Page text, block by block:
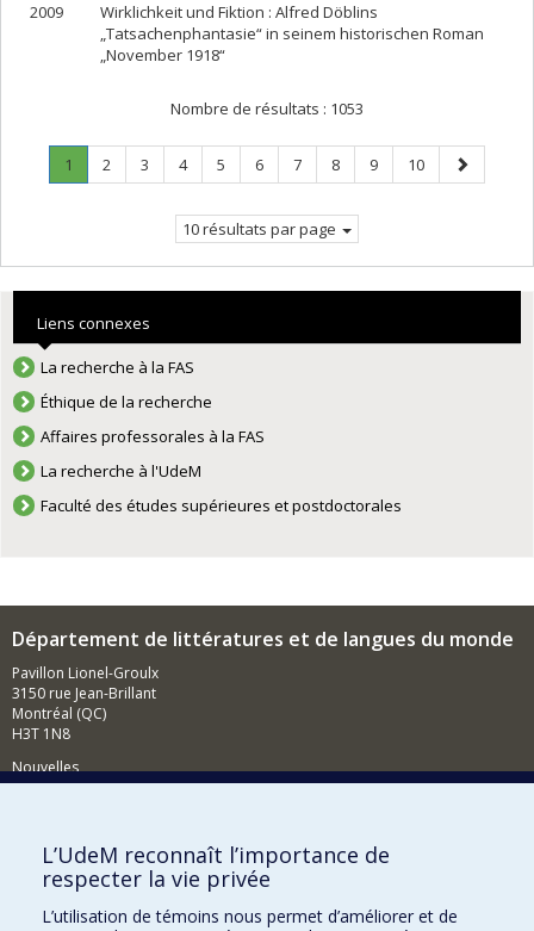
2009
Wirklichkeit und Fiktion : Alfred Döblins
„Tatsachenphantasie“ in seinem historischen Roman
„November 1918“
Nombre de résultats : 1053
Page
1
Page
Page
2 Page
3 Page
4 Page
5 Page
6 Page
7 Page
8 Page
9 Page
10
Page
suivante
10 résultats par page
Liens connexes
La recherche à la FAS
Éthique de la recherche
Affaires professorales à la FAS
La recherche à l'UdeM
Faculté des études supérieures et postdoctorales
Département de littératures et de langues du monde
Pavillon Lionel-Groulx
3150 rue Jean-Brillant
Montréal (QC)
H3T 1N8
Nouvelles
Comment soutenir le Département?
BESOIN D'AIDE?
Plan du site
L’UdeM reconnaît l’importance de
respecter la vie privée
L’utilisation de témoins nous permet d’améliorer et de